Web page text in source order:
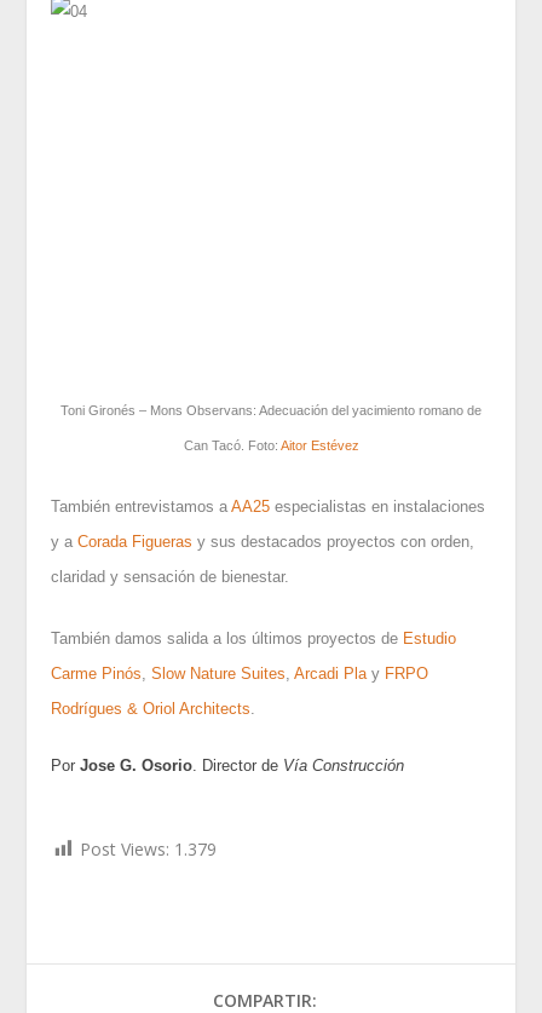
Toni Gironés – Mons Observans: Adecuación del yacimiento romano de
Can Tacó. Foto: Aitor Estévez
También entrevistamos aAA25 especialistas en instalaciones
y aCorada Figueras y sus destacados proyectos con orden,
claridad y sensación de bienestar.
También damos salida a los últimos proyectos de Estudio
Carme Pinós,Slow Nature Suites,Arcadi Play FRPO
Rodrígues & Oriol Architects.
PorJose G. Osorio . Director de Vía Construcción
Post Views: 1.379
COMPARTIR: